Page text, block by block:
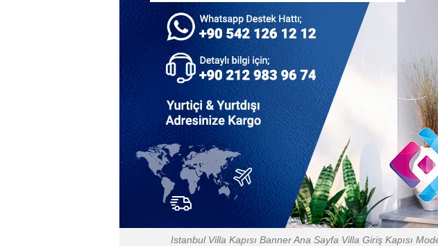
Istanbul Villa Kapısı Banner Ana Sayfa Villa Giriş Kapısı